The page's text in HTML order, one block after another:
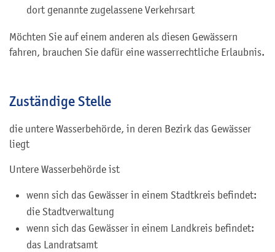
dort genannte zugelassene Verkehrsart
Möchten Sie auf einem anderen als diesen Gewässern
fahren, brauchen Sie dafür eine wasserrechtliche Erlaubnis.
Zuständige Stelle
die untere Wasserbehörde, in deren Bezirk das Gewässer
liegt
Untere Wasserbehörde ist
wenn sich das Gewässer in einem Stadtkreis befindet:
die Stadtverwaltung
wenn sich das Gewässer in einem Landkreis befindet:
das Landratsamt